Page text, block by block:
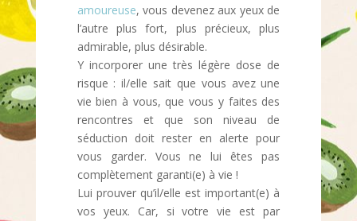
amoureuse, vous devenez aux yeux de
l’autre plus fort, plus précieux, plus
admirable, plus désirable.
Y incorporer une très légère dose de
risque : il/elle sait que vous avez une
vie bien à vous, que vous y faites des
rencontres et que son niveau de
séduction doit rester en alerte pour
vous garder. Vous ne lui êtes pas
complètement garanti(e) à vie !
Lui prouver qu’il/elle est important(e) à
vos yeux. Car, si votre vie est par